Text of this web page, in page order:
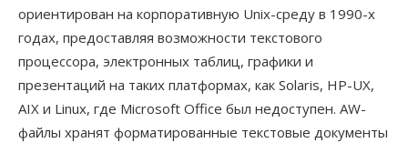
ориентирован на корпоративную Unix-среду в 1990-х
годах, предоставляя возможности текстового
процессора, электронных таблиц, графики и
презентаций на таких платформах, как Solaris, HP-UX,
AIX и Linux, где Microsoft Office был недоступен. AW-
файлы хранят форматированные текстовые документы